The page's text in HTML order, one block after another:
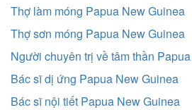
Thợ làm móng Papua New Guinea
Thợ sơn móng Papua New Guinea
Người chuyên trị về tâm thần
Bác sĩ dị ứng Papua New Guinea
Bác sĩ nội tiết Papua New Guinea